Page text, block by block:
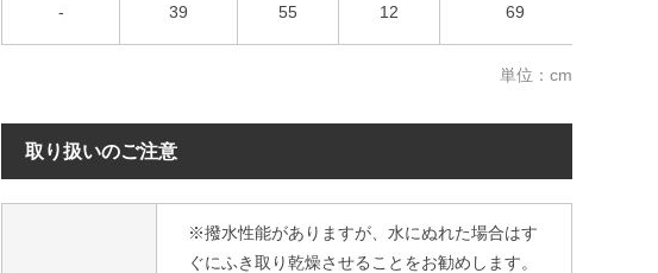
- 39 55 12 69
単位：cm
取り扱いのご注意
※撥水性能がありますが、水にぬれた場合はす
ぐにふき取り乾燥させることをお勧めします。